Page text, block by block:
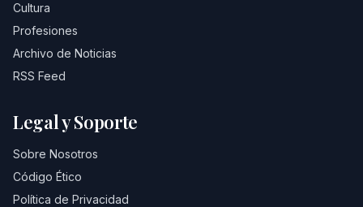
Cultura
Profesiones
Archivo de Noticias
RSS Feed
Legal y Soporte
Sobre Nosotros
Código Ético
Política de Privacidad